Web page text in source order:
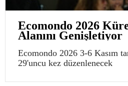
Ecomondo 2026
Alanını Genişletiyor
Ecomondo 2026 3-6 Kasım
29'uncu kez düzenlenecek